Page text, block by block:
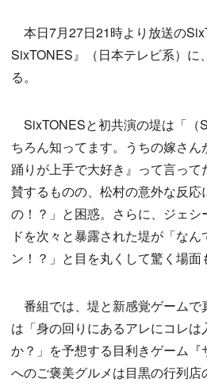
本日7月27日21時より放送の
SixTONES』（日本テレビ系）に
る。
SixTONESと初共演の堤は「（
ちろん知ってます。うちの嫁さ
踊りが上手で大好き』って言っ
賛するものの、松村の意外な反応
の！？」と困惑。さらに、ジェ
ドを次々と暴露された堤が「な
ン！？」と目を丸くして驚く場面
番組では、堤と新感覚ゲームで
は「身の回りにあるアレにコレ
か？」を予想する目利きゲーム
へのご褒美グルメは目黒の行列店